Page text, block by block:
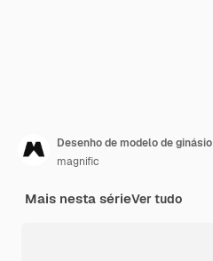
Desenho de modelo de ginásio
magnific
Mais nesta sérieVer tudo